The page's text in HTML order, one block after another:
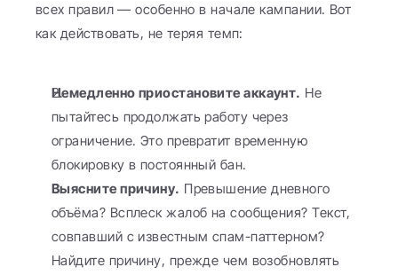
всех правил — особенно в начале кампании. Вот
как действовать, не теряя темп:
Немедленно приостановите аккаунт. Не
пытайтесь продолжать работу через
ограничение. Это превратит временную
блокировку в постоянный бан.
Выясните причину. Превышение дневного
объёма? Всплеск жалоб на сообщения? Текст,
совпавший с известным спам-паттерном?
Найдите причину, прежде чем возобновлять